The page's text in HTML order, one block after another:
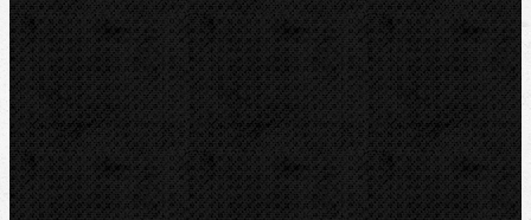
Odhrotovače, kalibry
Úkosovače
Hasáky, kleště, klíče